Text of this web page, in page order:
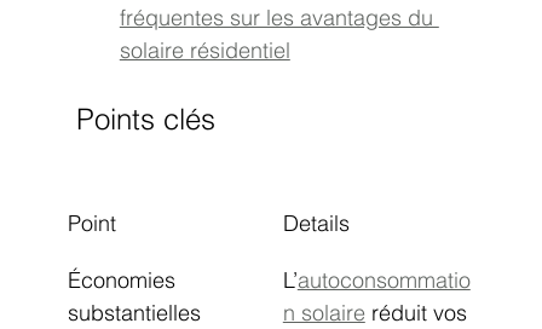
fréquentes sur les avantages du
solaire résidentiel
Points clés
Point Details
Économies
substantielles
L’autoconsommatio
n solaire réduit vos